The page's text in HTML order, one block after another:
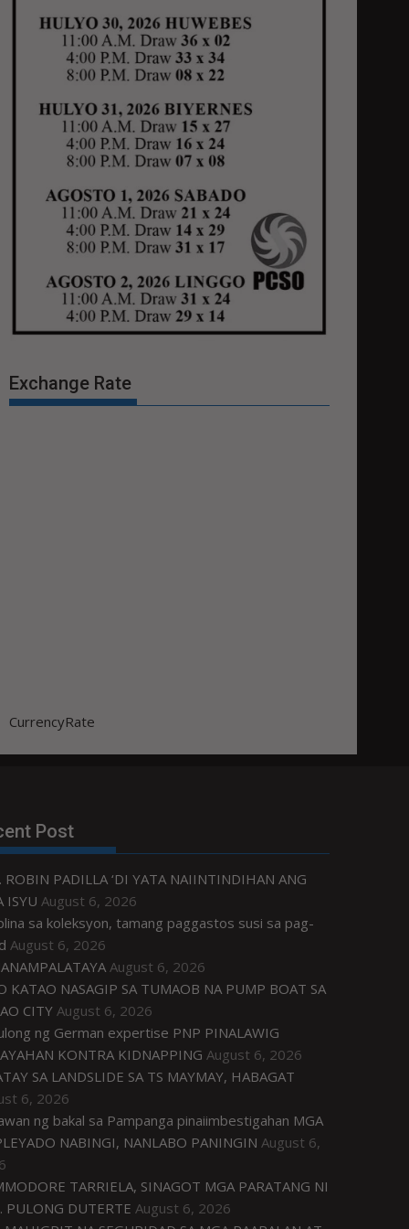
Exchange Rate
CurrencyRate
Post
ROBIN PADILLA ‘DI YATA NAIINTINDIHAN ANG
ISYU August 6, 2026
sa koleksyon, tamang paggastos susi sa pag-
August 6, 2026
August 6, 2026
KATAO NASAGIP SA TUMAOB NA PUMP BOAT SA
CITY August 6, 2026
ng German expertise PNP PINALAWIG
KONTRA KIDNAPPING August 6, 2026
SA LANDSLIDE SA TS MAYMAY, HABAGAT
6, 2026
ng bakal sa Pampanga pinaiimbestigahan MGA
NABINGI, NANLABO PANINGIN August 6,
TARRIELA, SINAGOT MGA PARATANG NI
PULONG DUTERTE August 6, 2026